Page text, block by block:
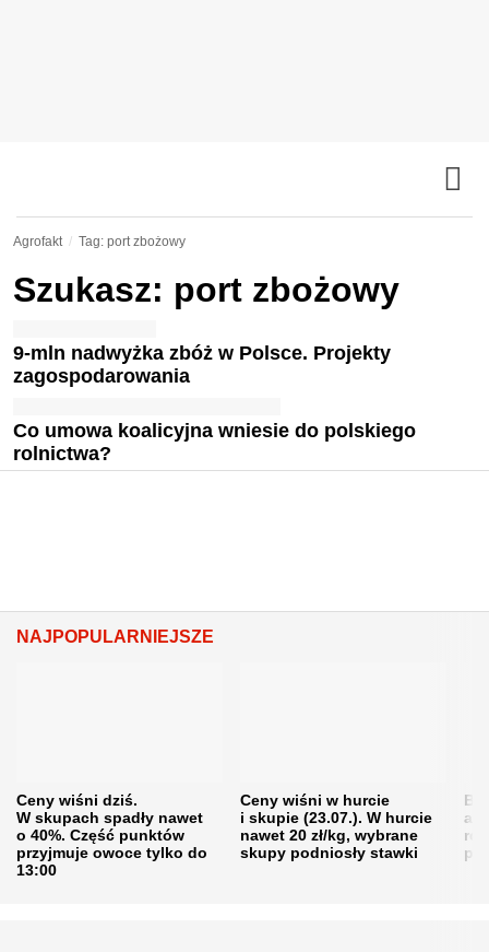
Agrofakt Tag: port zbożowy
Szukasz: port zbożowy
9-mln nadwyżka zbóż w Polsce. Projekty
zagospodarowania
Co umowa koalicyjna wniesie do polskiego
rolnictwa?
NAJPOPULARNIEJSZE
Ceny wiśni dziś.
W skupach spadły nawet
o 40%. Część punktów
przyjmuje owoce tylko do
13:00
Ceny wiśni w hurcie
i skupie (23.07.). W hurcie
nawet 20 zł/kg, wybrane
skupy podniosły stawki